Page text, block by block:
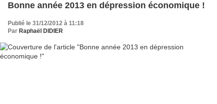
Bonne année 2013 en dépression économique !
Publié le 31/12/2012 à 11:18
Par Raphaël DIDIER